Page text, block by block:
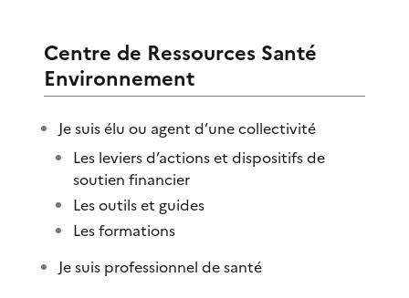
Centre de Ressources Santé
Environnement
Je suis élu ou agent d’une collectivité
Les leviers d’actions et dispositifs de
soutien financier
Les outils et guides
Les formations
Je suis professionnel de santé